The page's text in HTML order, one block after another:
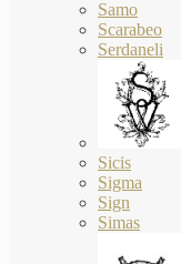
Samo
Scarabeo
Serdaneli
Sicis
Sigma
Sign
Simas